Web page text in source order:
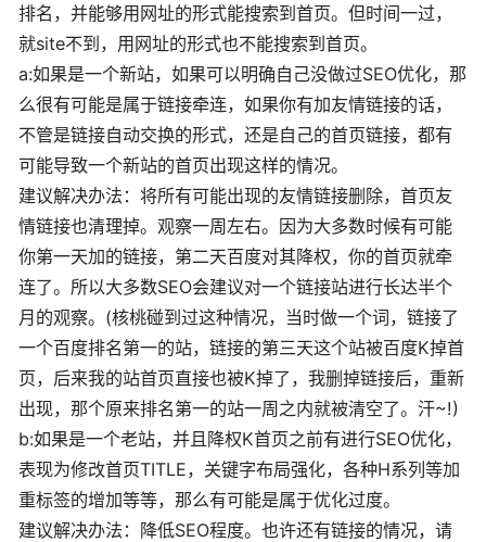
排名，并能够用网址的形式能搜索到首页。但时间一过，
就site不到，用网址的形式也不能搜索到首页。
a:如果是一个新站，如果可以明确自己没做过SEO优化，那
么很有可能是属于链接牵连，如果你有加友情链接的话，
不管是链接自动交换的形式，还是自己的首页链接，都有
可能导致一个新站的首页出现这样的情况。
建议解决办法：将所有可能出现的友情链接删除，首页友
情链接也清理掉。观察一周左右。因为大多数时候有可能
你第一天加的链接，第二天百度对其降权，你的首页就牵
连了。所以大多数SEO会建议对一个链接站进行长达半个
月的观察。(核桃碰到过这种情况，当时做一个词，链接了
一个百度排名第一的站，链接的第三天这个站被百度K掉首
页，后来我的站首页直接也被K掉了，我删掉链接后，重新
出现，那个原来排名第一的站一周之内就被清空了。汗~!)
b:如果是一个老站，并且降权K首页之前有进行SEO优化，
表现为修改首页TITLE，关键字布局强化，各种H系列等加
重标签的增加等等，那么有可能是属于优化过度。
建议解决办法：降低SEO程度。也许还有链接的情况，请